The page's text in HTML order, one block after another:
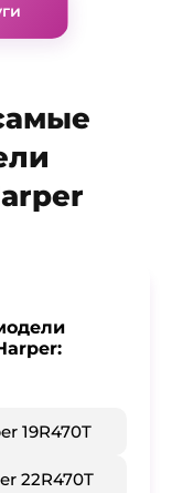
19R470T
22R470T